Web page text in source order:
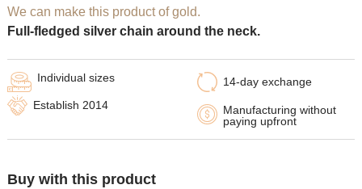
We can make this product of gold.
Full-fledged silver chain around the neck.
14-day exchange
Manufacturing without
paying upfront
Individual sizes
Establish 2014
Buy with this product